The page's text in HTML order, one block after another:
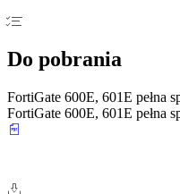
Do pobrania
FortiGate 600E, 601E pełna
FortiGate 600E, 601E pełna